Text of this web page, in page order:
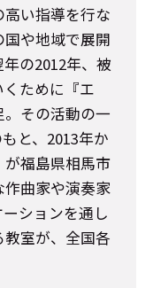
い指導を行な
国や地域で展開
の2012年、被
ために『エ
その活動の一
と、2013年か
が福島県相馬市
曲家や演奏家
ションを通し
室が、全国各